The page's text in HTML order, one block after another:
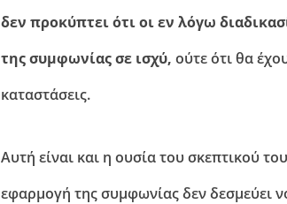
δεν προκύπτει ότι οι εν λόγω
της συμφωνίας σε ισχύ, ούτε ότι θα
καταστάσεις.
Αυτή είναι και η ουσία του σκεπτικού
εφαρμογή της συμφωνίας δεν δεσμεύει